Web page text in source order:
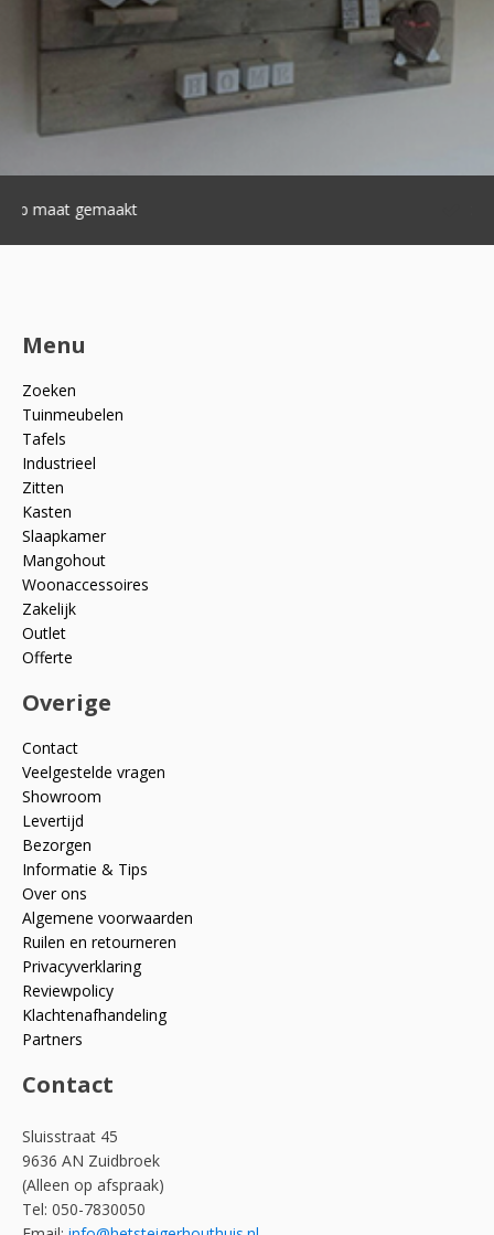
Menu
Zoeken
Tuinmeubelen
Tafels
Industrieel
Zitten
Kasten
Slaapkamer
Mangohout
Woonaccessoires
Zakelijk
Outlet
Offerte
Overige
Contact
Veelgestelde vragen
Showroom
Levertijd
Bezorgen
Informatie & Tips
Over ons
Algemene voorwaarden
Ruilen en retourneren
Privacyverklaring
Reviewpolicy
Klachtenafhandeling
Partners
Contact
Sluisstraat 45
9636 AN Zuidbroek
(Alleen op afspraak)
Tel: 050-7830050